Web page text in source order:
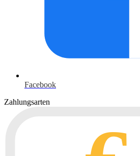
Facebook
Zahlungsarten